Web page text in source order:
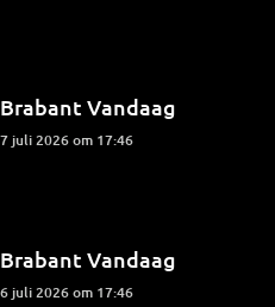
Brabant Vandaag
7 juli 2026 om 17:46
Brabant Vandaag
6 juli 2026 om 17:46